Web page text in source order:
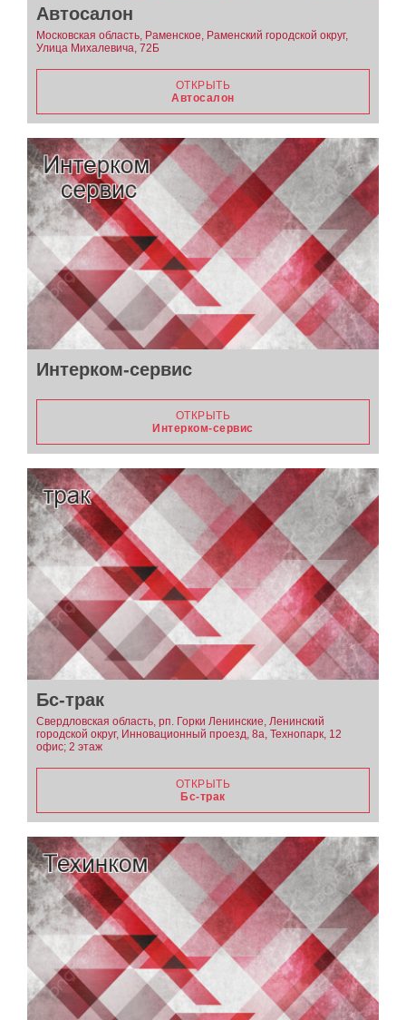
Автосалон
Московская область, Раменское, Раменский городской округ,
Улица Михалевича, 72Б
ОТКРЫТЬ
Автосалон
Интерком-сервис
ОТКРЫТЬ
Интерком-сервис
Бс-трак
Свердловская область, рп. Горки Ленинские, Ленинский
городской округ, Инновационный проезд, 8а, Технопарк, 12
офис; 2 этаж
ОТКРЫТЬ
Бс-трак